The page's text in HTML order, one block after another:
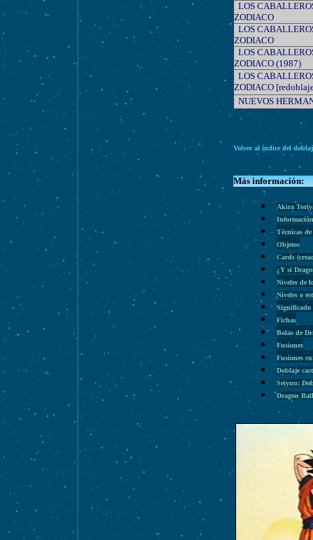
LOS
ZODIACO
LOS
ZODIACO
LOS
ZODIACO (1987)
LOS
ZODIACO
NUEVOS
Volver al índice del
Más información:
Akira
Técnicas de
Objetos
Cards
¿Y si
Niveles de
Niveles o
Significado
Fichas
Bolas de
Fusiones
Fusiones
Doblaje
Seiyuu:
Dragon